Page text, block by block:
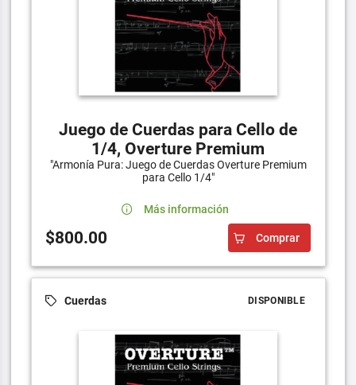
Juego de Cuerdas para Cello de
1/4, Overture Premium
"Armonía Pura: Juego de Cuerdas Overture Premium
para Cello 1/4"
Más información
$800.00 Comprar
Cuerdas DISPONIBLE